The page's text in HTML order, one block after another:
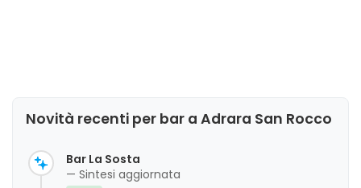
Novità recenti per bar a Adrara San Rocco
Bar La Sosta
— Sintesi aggiornata